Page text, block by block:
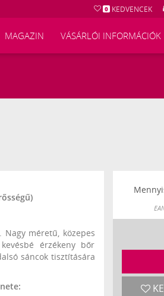
0 KEDVENCEK
MAGAZIN VÁSÁRLÓI INFORMÁCIÓK
méretű, közepes
érzékeny bőr
sáncok tisztítására